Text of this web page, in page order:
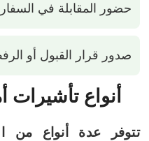
حضور المقابلة في
صدور قرار القبول أو
أنواع
تتوفر عدة أنواع من